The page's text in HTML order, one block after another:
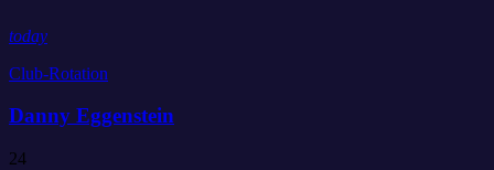
today
Club-Rotation
Danny Eggenstein
24